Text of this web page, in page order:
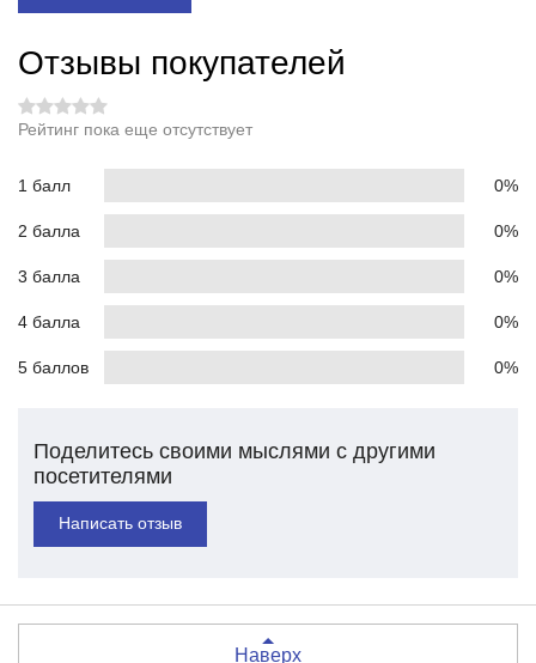
Отзывы покупателей
Рейтинг пока еще отсутствует
1 балл 0%
2 балла 0%
3 балла 0%
4 балла 0%
5 баллов 0%
Поделитесь своими мыслями с другими
посетителями
Написать отзыв
Наверх